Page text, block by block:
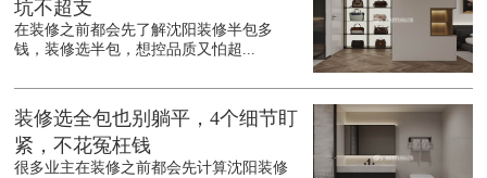
坑不超支
在装修之前都会先了解沈阳装修半包多
钱，装修选半包，想控品质又怕超...
装修选全包也别躺平，4个细节盯
紧，不花冤枉钱
很多业主在装修之前都会先计算沈阳装修